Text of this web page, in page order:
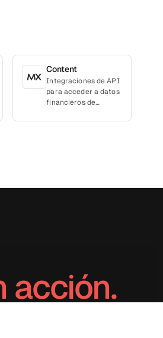
Content
Integraciones de API
para acceder a datos
financieros de
acción.